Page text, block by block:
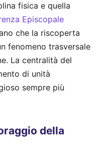
fisica e quella
Episcopale
che la riscoperta
fenomeno trasversale
La centralità del
di unità
sempre più
della